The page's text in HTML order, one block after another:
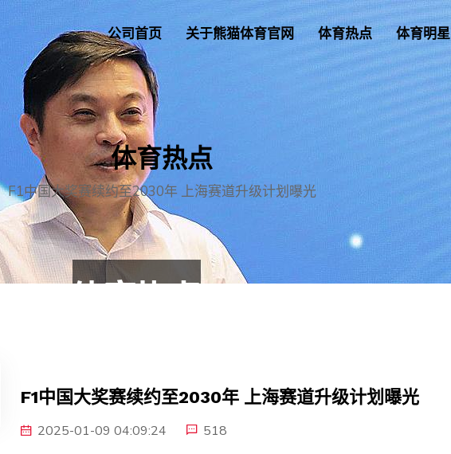
公司首页 关于熊猫体育官网 体育热点 体育明星
体育热点
F1中国大奖赛续约至2030年 上海赛道升级计划曝光
F1中国大奖赛续约至2030年 上海赛道升级计划曝光
2025-01-09 04:09:24
518